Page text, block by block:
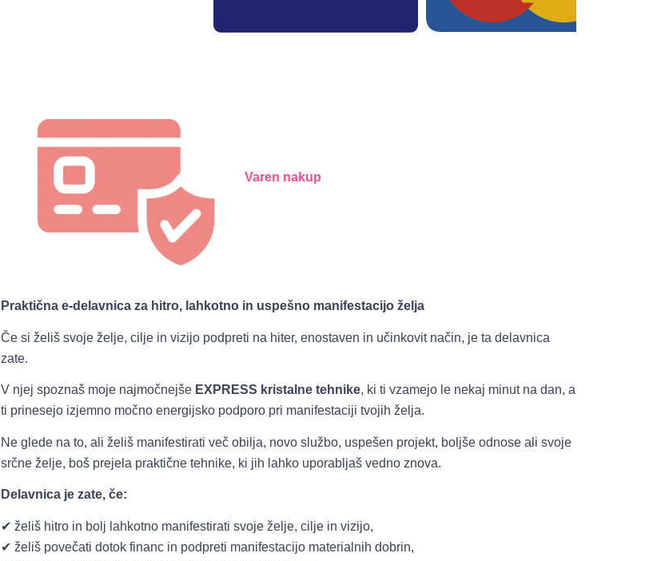
Varen nakup
Praktična e-delavnica za hitro, lahkotno in uspešno manifestacijo želja
Če si želiš svoje želje, cilje in vizijo podpreti na hiter, enostaven in učinkovit način, je ta delavnica
zate.
V njej spoznaš moje najmočnejše EXPRESS kristalne tehnike, ki ti vzamejo le nekaj minut na dan, a
ti prinesejo izjemno močno energijsko podporo pri manifestaciji tvojih želja.
Ne glede na to, ali želiš manifestirati več obilja, novo službo, uspešen projekt, boljše odnose ali svoje
srčne želje, boš prejela praktične tehnike, ki jih lahko uporabljaš vedno znova.
Delavnica je zate, če:
✔ želiš hitro in bolj lahkotno manifestirati svoje želje, cilje in vizijo,
✔ želiš povečati dotok financ in podpreti manifestacijo materialnih dobrin,